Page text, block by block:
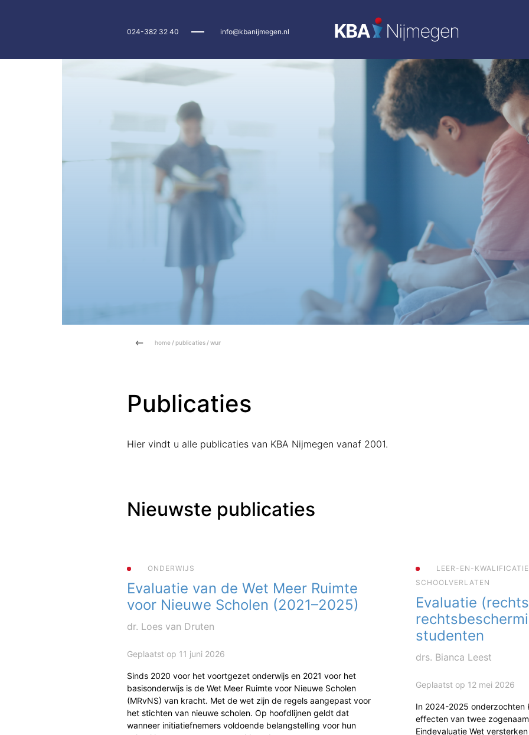
024-382 32 40 info@kbanijmegen.nl
home / publicaties/ wur
Publicaties
Hier vindt u alle publicaties van KBA Nijmegen vanaf 2001.
Nieuwste publicaties
ONDERWIJS
Evaluatie van de Wet Meer Ruimte
voor Nieuwe Scholen (2021–2025)
dr. Loes van Druten
Geplaatst op 11 juni 2026
Sinds 2020 voor het voortgezet onderwijs en 2021 voor het
basisonderwijs is de Wet Meer Ruimte voor Nieuwe Scholen
(MRvNS) van kracht. Met de wet zijn de regels aangepast voor
het stichten van nieuwe scholen. Op hoofdlijnen geldt dat
wanneer initiatiefnemers voldoende belangstelling voor hun
LEER-EN-
SCHOOLVERLATEN
Evaluatie
studenten
drs. Bianca Leest
Geplaatst op 12 mei 2026
In 2024-2025 onderzochten
effecten van twee
Eindevaluatie Wet